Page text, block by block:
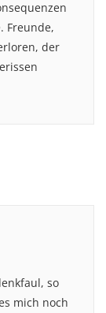
Freunde,
der
so
mich noch